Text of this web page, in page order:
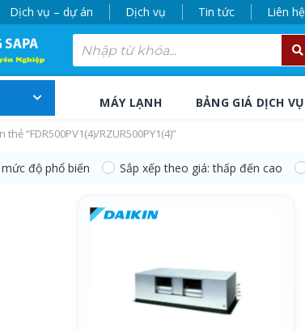
Dịch vụ – dự án Dịch vụ Tin tức Liên hệ
MÁY LẠNH BẢNG GIÁ DỊCH VỤ
“FDR500PV1(4)/RZUR500PY1(4)”
độ phổ biến Sắp xếp theo giá: thấp đến cao